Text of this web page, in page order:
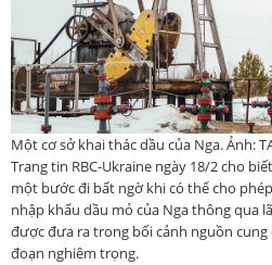
Một cơ sở khai thác dầu của Nga. Ảnh:
Trang tin RBC-Ukraine ngày 18/2 cho
một bước đi bất ngờ khi có thể cho
nhập khẩu dầu mỏ của Nga thông qua
được đưa ra trong bối cảnh nguồn
đoạn nghiêm trọng.